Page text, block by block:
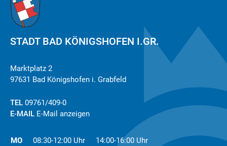
STADT BAD KÖNIGSHOFEN I.GR.
Marktplatz 2
97631 Bad Königshofen i. Grabfeld
TEL 09761/409-0
E-MAIL E-Mail anzeigen
MO 08:30-12:00 Uhr
14:00-16:00 Uhr